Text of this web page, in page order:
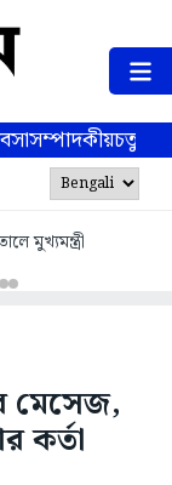
সম্পাদকীয়
মুখ্যমন্ত্রী
মেসেজ,
কর্তা